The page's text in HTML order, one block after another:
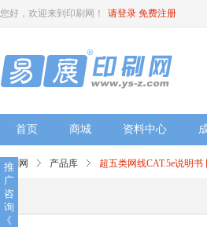
您好，欢迎来到印刷网！ 请登录 免费注册
首页 商城 资料中心
印刷网 产品库 超五类网线CAT.5e说明书
推
广
咨
询
《